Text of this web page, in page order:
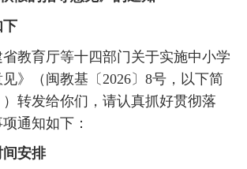
下
教育厅等十四部门关于实施中小学
》（闽教基〔2026〕8号，以下简
转发给你们，请认真抓好贯彻落
通知如下：
安排